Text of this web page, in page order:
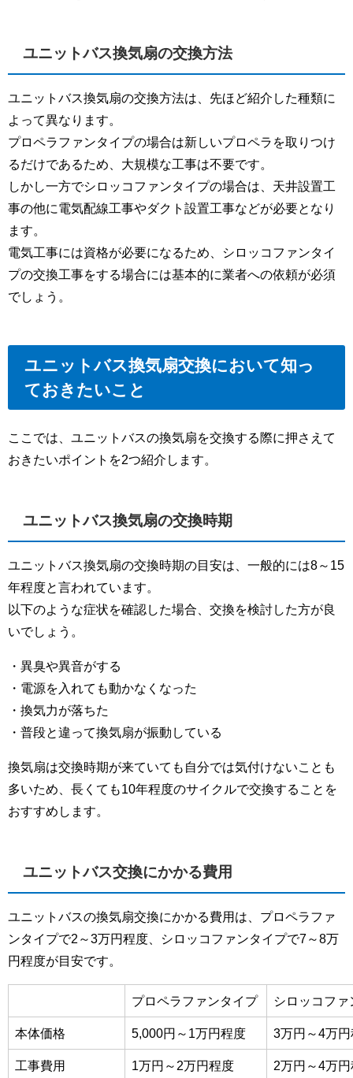
ユニットバス換気扇の交換方法
ユニットバス換気扇の交換方法は、先ほど紹介した種類に
よって異なります。
プロペラファンタイプの場合は新しいプロペラを取りつけ
るだけであるため、大規模な工事は不要です。
しかし一方でシロッコファンタイプの場合は、天井設置工
事の他に電気配線工事やダクト設置工事などが必要となり
ます。
電気工事には資格が必要になるため、シロッコファンタイ
プの交換工事をする場合には基本的に業者への依頼が必須
でしょう。
ユニットバス換気扇交換において知っ
ておきたいこと
ここでは、ユニットバスの換気扇を交換する際に押さえて
おきたいポイントを2つ紹介します。
ユニットバス換気扇の交換時期
ユニットバス換気扇の交換時期の目安は、一般的には8～15
年程度と言われています。
以下のような症状を確認した場合、交換を検討した方が良
いでしょう。
・異臭や異音がする
・電源を入れても動かなくなった
・換気力が落ちた
・普段と違って換気扇が振動している
換気扇は交換時期が来ていても自分では気付けないことも
多いため、長くても10年程度のサイクルで交換することを
おすすめします。
ユニットバス交換にかかる費用
ユニットバスの換気扇交換にかかる費用は、プロペラファ
ンタイプで2～3万円程度、シロッコファンタイプで7～8万
円程度が目安です。
プロペラファンタイプ シロッコファ
本体価格 5,000円～ 1 万円程度 3万円～4万円
工事費用 1万円～ 2万円程度 2万円～4万円